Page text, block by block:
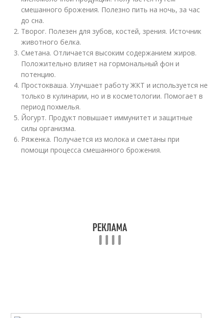
смешанного брожения. Полезно пить на ночь, за час
до сна.
Творог. Полезен для зубов, костей, зрения. Источник
животного белка.
Сметана. Отличается высоким содержанием жиров.
Положительно влияет на гормональный фон и
потенцию.
Простокваша. Улучшает работу ЖКТ и используется не
только в кулинарии, но и в косметологии. Помогает в
период похмелья.
Йогурт. Продукт повышает иммунитет и защитные
силы организма.
Ряженка. Получается из молока и сметаны при
помощи процесса смешанного брожения.